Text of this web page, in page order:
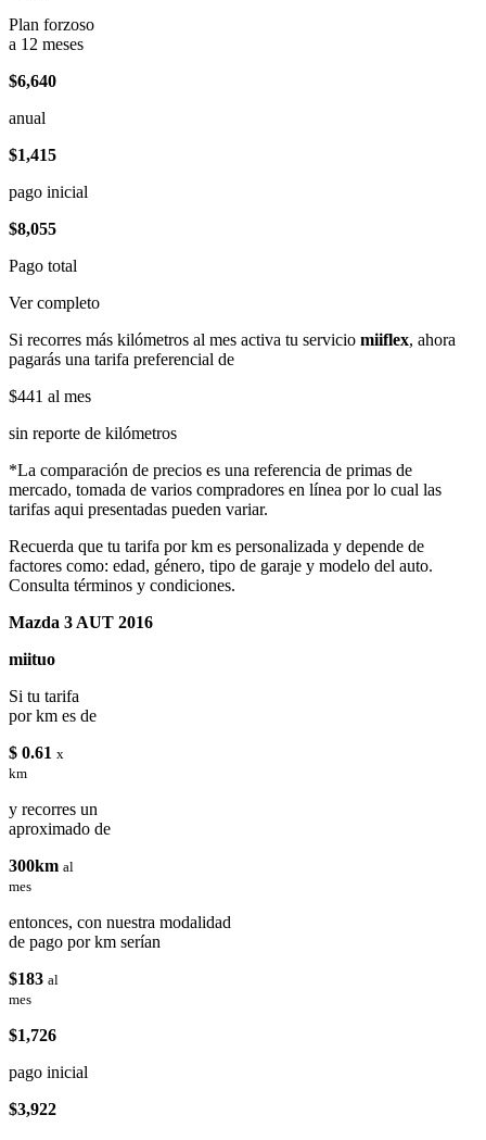
Plan forzoso
a 12 meses
$6,640
anual
$1,415
pago inicial
$8,055
Pago total
Ver completo
Si recorres más kilómetros al mes activa tu servicio miiflex, ahora
pagarás una tarifa preferencial de
$441 al mes
sin reporte de kilómetros
*La comparación de precios es una referencia de primas de
mercado, tomada de varios compradores en línea por lo cual las
tarifas aqui presentadas pueden variar.
Recuerda que tu tarifa por km es personalizada y depende de
factores como: edad, género, tipo de garaje y modelo del auto.
Consulta términos y condiciones.
Mazda 3 AUT 2016
miituo
Si tu tarifa
por km es de
$ 0.61 x
km
y recorres un
aproximado de
300km al
mes
entonces, con nuestra modalidad
de pago por km serían
$183 al
mes
$1,726
pago inicial
$3,922